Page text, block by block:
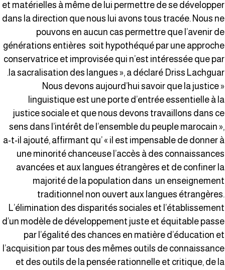
et matérielles à même de lui permettre de se
dans la direction que nous lui avons tous tracée. Nous
pouvons en aucun cas permettre que l’avenir
générations entières soit hypothéqué par une
conservatrice et improvisée qui n’est intéressée que
la sacralisation des langues », a déclaré Driss
« Nous devons aujourd’hui savoir que la justice
linguistique est une porte d’entrée essentielle à
justice sociale et que nous devons travaillons dans
sens dans l’intérêt de l’ensemble du peuple marocain
a-t-il ajouté, affirmant qu’ « il est impensable de donner
une minorité chanceuse l’accès à des
avancées et aux langues étrangères et de confiner
majorité de la population dans un
traditionnel non ouvert aux langues
L’élimination des disparités sociales et
d’un modèle de développement juste et équitable
par l’égalité des chances en matière d’éducation
l’acquisition par tous des mêmes outils de
et des outils de la pensée rationnelle et critique, de